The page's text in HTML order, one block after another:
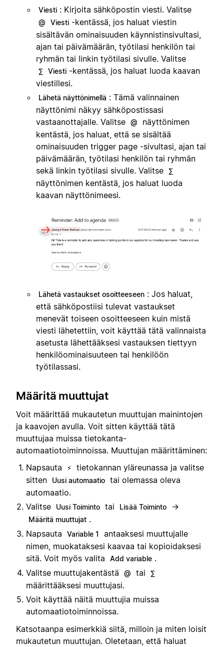
Viesti : Kirjoita sähköpostin viesti. Valitse
@ Viesti -kentässä, jos haluat viestin
sisältävän ominaisuuden käynnistinsivultasi,
ajan tai päivämäärän, työtilasi henkilön tai
ryhmän tai linkin työtilasi sivulle. Valitse
∑ Viesti -kentässä, jos haluat luoda kaavan
viestillesi.
Lähetä näyttönimellä : Tämä valinnainen
näyttönimi näkyy sähköpostissasi
vastaanottajalle. Valitse @
näyttönimen
kentästä, jos haluat, että se sisältää
ominaisuuden trigger page -sivultasi, ajan tai
päivämäärän, työtilasi henkilön tai ryhmän
sekä linkin työtilasi sivulle. Valitse ∑
näyttönimen kentästä, jos haluat luoda
kaavan näyttönimeesi.
Lähetä vastaukset osoitteeseen : Jos haluat,
että sähköpostiisi tulevat vastaukset
menevät toiseen osoitteeseen kuin mistä
viesti lähetettiin, voit käyttää tätä valinnaista
asetusta lähettääksesi vastauksen tiettyyn
henkilöominaisuuteen tai henkilöön
työtilassasi.
Määritä muuttujat
Voit määrittää mukautetun muuttujan mainintojen
ja kaavojen avulla. Voit sitten käyttää tätä
muuttujaa muissa tietokanta-
automaatiotoiminnoissa. Muuttujan määrittäminen:
Napsauta
⚡ tietokannan yläreunassa ja valitse
sitten
Uusi automaatio tai olemassa oleva
automaatio.
Valitse
Uusi Toiminto tai Lisää Toiminto →
Määritä muuttujat .
Napsauta
Variable 1
antaaksesi muuttujalle
nimen, muokataksesi kaavaa tai kopioidaksesi
sitä. Voit myös valita
Add variable .
Valitse muuttujakentästä
@ tai ∑
määrittääksesi muuttujasi.
Voit käyttää näitä muuttujia muissa
automaatiotoiminnoissa.
Katsotaanpa esimerkkiä siitä, milloin ja miten loisit
mukautetun muuttujan. Oletetaan, että haluat